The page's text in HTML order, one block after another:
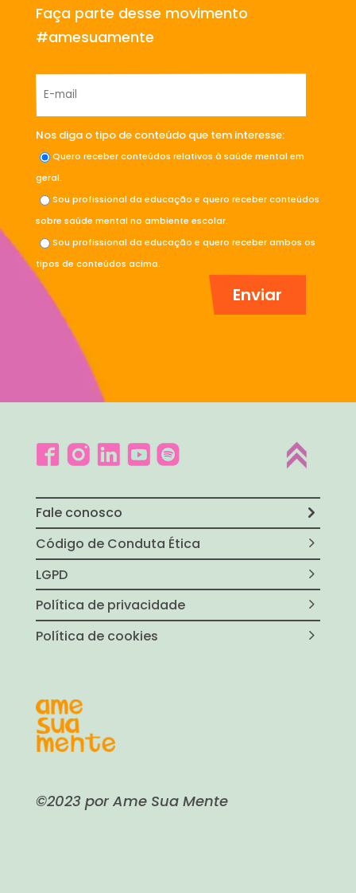
Faça parte desse movimento
#amesuamente
Nos diga o tipo de conteúdo que tem interesse:
Quero receber conteúdos relativos à saúde mental em
geral.
Sou profissional da educação e quero receber conteúdos
sobre saúde mental no ambiente escolar.
Sou profissional da educação e quero receber ambos os
tipos de conteúdos acima.
Fale conosco
Código de Conduta Ética
LGPD
Política de privacidade
Política de cookies
©2023 por Ame Sua Mente